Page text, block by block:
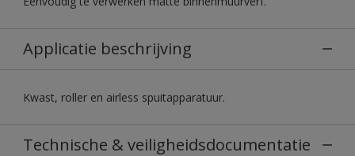
Applicatie beschrijving
Kwast, roller en airless spuitapparatuur.
Technische & veiligheidsdocumentatie